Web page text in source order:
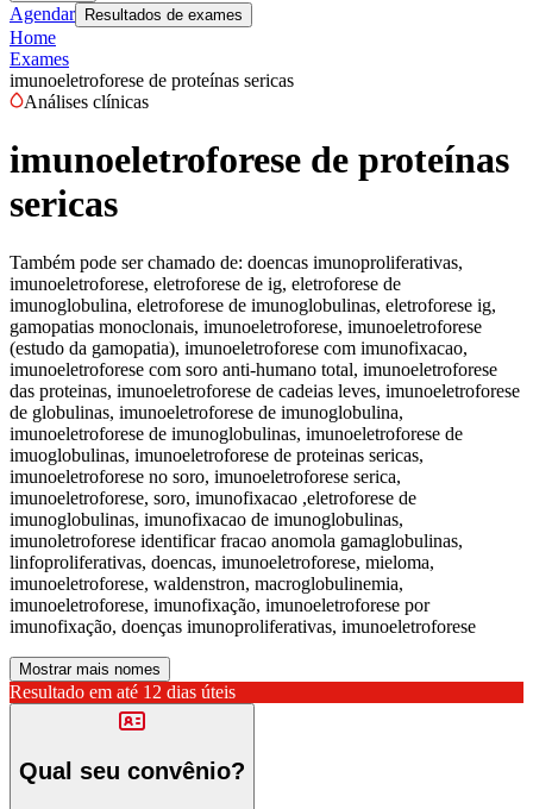
Agendar Resultados de exames
Home
Exames
imunoeletroforese de proteínas sericas
Análises clínicas
imunoeletroforese de proteínas
sericas
Também pode ser chamado de: doencas imunoproliferativas,
imunoeletroforese, eletroforese de ig, eletroforese de
imunoglobulina, eletroforese de imunoglobulinas, eletroforese ig,
gamopatias monoclonais, imunoeletroforese, imunoeletroforese
(estudo da gamopatia), imunoeletroforese com imunofixacao,
imunoeletroforese com soro anti-humano total, imunoeletroforese
das proteinas, imunoeletroforese de cadeias leves, imunoeletroforese
de globulinas, imunoeletroforese de imunoglobulina,
imunoeletroforese de imunoglobulinas, imunoeletroforese de
imuoglobulinas, imunoeletroforese de proteinas sericas,
imunoeletroforese no soro, imunoeletroforese serica,
imunoeletroforese, soro, imunofixacao ,eletroforese de
imunoglobulinas, imunofixacao de imunoglobulinas,
imunoletroforese identificar fracao anomola gamaglobulinas,
linfoproliferativas, doencas, imunoeletroforese, mieloma,
imunoeletroforese, waldenstron, macroglobulinemia,
imunoeletroforese, imunofixação, imunoeletroforese por
imunofixação, doenças imunoproliferativas, imunoeletroforese
Mostrar mais nomes
Resultado em até 12 dias úteis
Qual seu convênio?